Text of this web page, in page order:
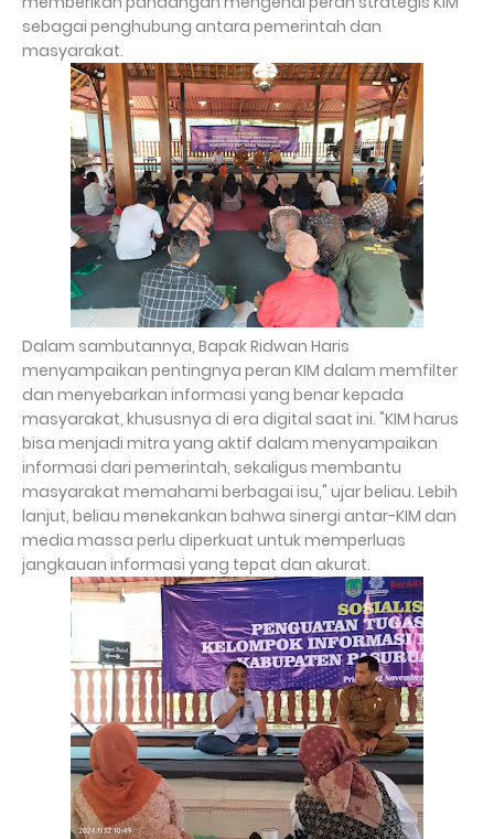
sebagai penghubung antara pemerintah dan
masyarakat.
Dalam sambutannya, Bapak Ridwan Haris
menyampaikan pentingnya peran KIM dalam memfilter
dan menyebarkan informasi yang benar kepada
masyarakat, khususnya di era digital saat ini. "KIM harus
bisa menjadi mitra yang aktif dalam menyampaikan
informasi dari pemerintah, sekaligus membantu
masyarakat memahami berbagai isu," ujar beliau. Lebih
lanjut, beliau menekankan bahwa sinergi antar-KIM dan
media massa perlu diperkuat untuk memperluas
jangkauan informasi yang tepat dan akurat.